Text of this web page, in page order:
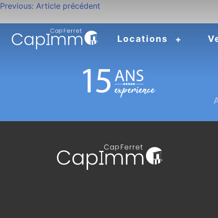
Locations
Navigation
de
l’article
Previous: Article précédent